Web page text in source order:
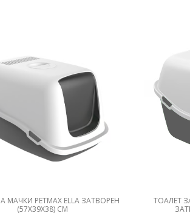
МАЧКИ PETMAX ELLA ЗАТВОРЕН
(57X39X38) СМ
ТОАЛЕТ